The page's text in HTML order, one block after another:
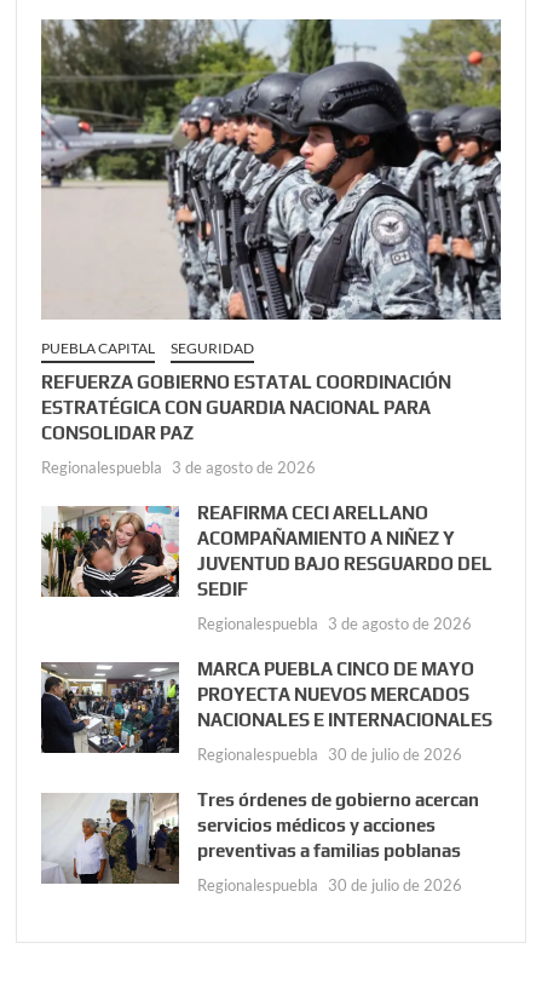
PUEBLA CAPITAL SEGURIDAD
REFUERZA GOBIERNO ESTATAL COORDINACIÓN
ESTRATÉGICA CON GUARDIA NACIONAL PARA
CONSOLIDAR PAZ
Regionalespuebla 3 de agosto de 2026
REAFIRMA CECI ARELLANO
ACOMPAÑAMIENTO A NIÑEZ Y
JUVENTUD BAJO RESGUARDO DEL
SEDIF
Regionalespuebla 3 de agosto de 2026
MARCA PUEBLA CINCO DE MAYO
PROYECTA NUEVOS MERCADOS
NACIONALES E INTERNACIONALES
Regionalespuebla 30 de julio de 2026
Tres órdenes de gobierno acercan
servicios médicos y acciones
preventivas a familias poblanas
Regionalespuebla 30 de julio de 2026